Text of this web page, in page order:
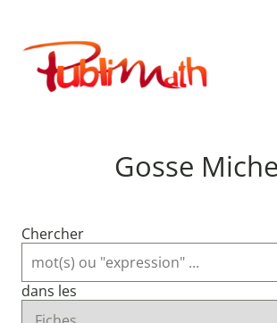
contenu
Publimath
Gosse
Chercher
dans les